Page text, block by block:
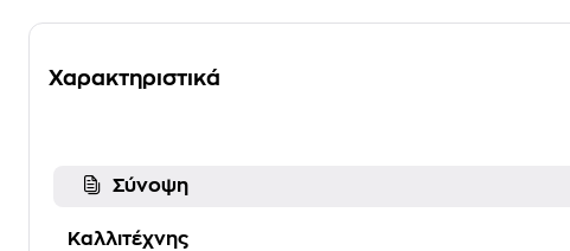
Χαρακτηριστικά
Σύνοψη
Καλλιτέχνης